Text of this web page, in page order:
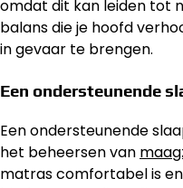
omdat dit kan leiden tot
balans die je hoofd
in gevaar te brengen.
Een ondersteunende
Een ondersteunende
het beheersen van
matras comfortabel is